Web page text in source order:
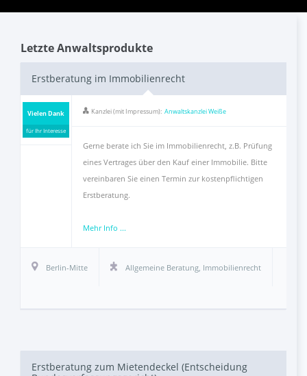
Letzte Anwaltsprodukte
Erstberatung im Immobilienrecht
Vielen Dank
für Ihr Interesse
Kanzlei (mit Impressum): Anwaltskanzlei Weiße
Gerne berate ich Sie im Immobilienrecht, z.B. Prüfung
eines Vertrages über den Kauf einer Immobilie. Bitte
vereinbaren Sie einen Termin zur kostenpflichtigen
Erstberatung.
Mehr Info ...
Berlin-Mitte Allgemeine Beratung, Immobilienrecht
Erstberatung zum Mietendeckel (Entscheidung